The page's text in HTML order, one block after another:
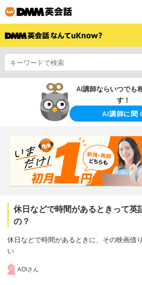
AI講師ならいつでも
す！
AI講師に聞
休日などで時間があるときって英
の？
休日などで時間があるときに、その映画借
い
AOIさん